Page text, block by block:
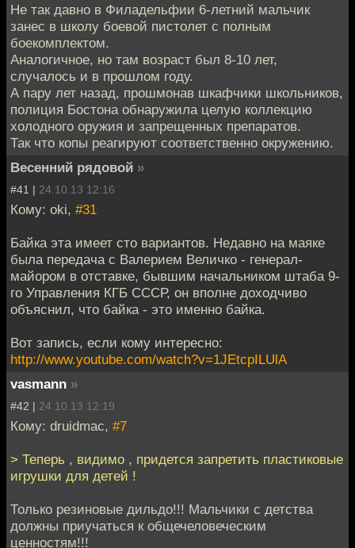
Не так давно в Филадельфии 6-летний мальчик
занес в школу боевой пистолет с полным
боекомплектом.
Аналогичное, но там возраст был 8-10 лет,
случалось и в прошлом году.
А пару лет назад, прошмонав шкафчики школьников,
полиция Бостона обнаружила целую коллекцию
холодного оружия и запрещенных препаратов.
Так что копы реагируют соответственно окружению.
Весенний рядовой »
#41 | 24.10.13 12:16
Кому: oki, #31
Байка эта имеет сто вариантов. Недавно на маяке
была передача с Валерием Величко - генерал-
майором в отставке, бывшим начальником штаба 9-
го Управления КГБ СССР, он вполне доходчиво
объяснил, что байка - это именно байка.
Вот запись, если кому интересно:
http://www.youtube.com/watch?v=1JEtcpILUlA
vasmann »
#42 | 24.10.13 12:19
Кому: druidmac, #7
> Теперь , видимо , придется запретить пластиковые
игрушки для детей !
Только резиновые дильдо!!! Мальчики с детства
должны приучаться к общечеловеческим
ценностям!!!